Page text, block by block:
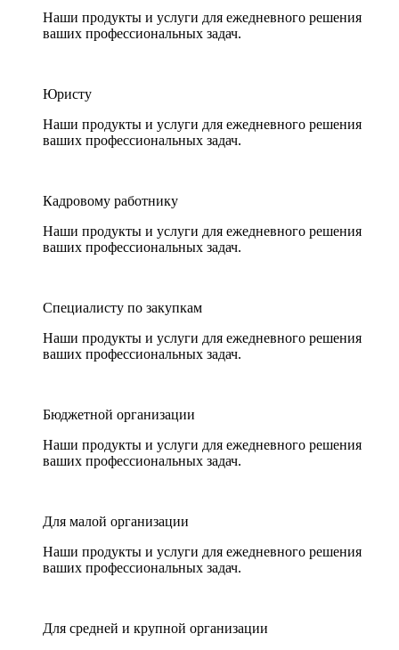
Наши продукты и услуги для ежедневного решения
ваших профессиональных задач.
Юристу
Наши продукты и услуги для ежедневного решения
ваших профессиональных задач.
Кадровому работнику
Наши продукты и услуги для ежедневного решения
ваших профессиональных задач.
Специалисту по закупкам
Наши продукты и услуги для ежедневного решения
ваших профессиональных задач.
Бюджетной организации
Наши продукты и услуги для ежедневного решения
ваших профессиональных задач.
Для малой организации
Наши продукты и услуги для ежедневного решения
ваших профессиональных задач.
Для средней и крупной организации